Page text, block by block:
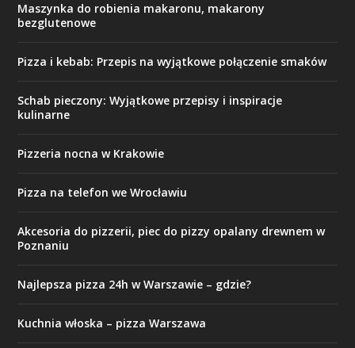
Maszynka do robienia makaronu, makarony
bezglutenowe
Pizza i kebab: Przepis na wyjątkowe połączenie smaków
Schab pieczony: Wyjątkowe przepisy i inspiracje
kulinarne
Pizzeria nocna w Krakowie
Pizza na telefon we Wrocławiu
Akcesoria do pizzerii, piec do pizzy opalany drewnem w
Poznaniu
Najlepsza pizza 24h w Warszawie – gdzie?
Kuchnia włoska – pizza Warszawa